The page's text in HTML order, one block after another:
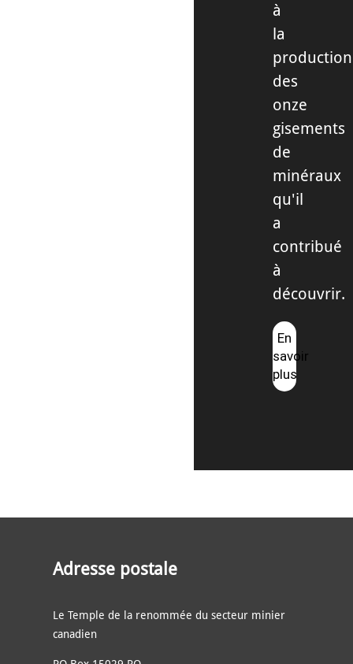
à
la
production
des
onze
gisements
de
minéraux
qu'il
a
contribué
à
découvrir.
En
savoir
plus
Adresse postale
Le Temple de la renommée du secteur minier
canadien